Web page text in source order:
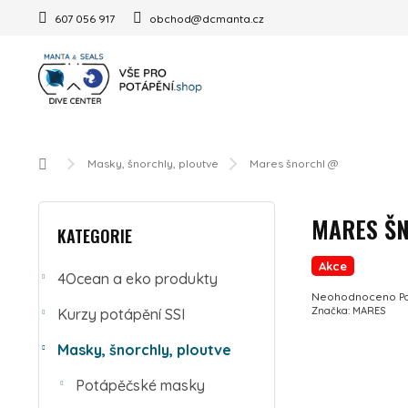
607 056 917 obchod@dcmanta.cz
Domů Masky, šnorchly, ploutve Mares šnorchl @
POSTRANNÍ PANEL
KATEGORIE
4Ocean a eko produkty
Kurzy potápění SSI
Masky, šnorchly, ploutve
Potápěčské masky
MARES
Akce
Průměrné
Neohodnoceno
Značka: MARES